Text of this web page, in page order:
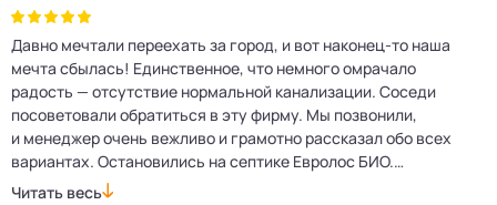
Давно мечтали переехать за город, и вот наконец‑то наша
мечта сбылась! Единственное, что немного омрачало
радость — отсутствие нормальной канализации. Соседи
посоветовали обратиться в эту фирму. Мы позвонили,
и менеджер очень вежливо и грамотно рассказал обо всех
вариантах. Остановились на септике Евролос БИО.
Монтажники приехали вовремя, установили всё быстро
Читать весь